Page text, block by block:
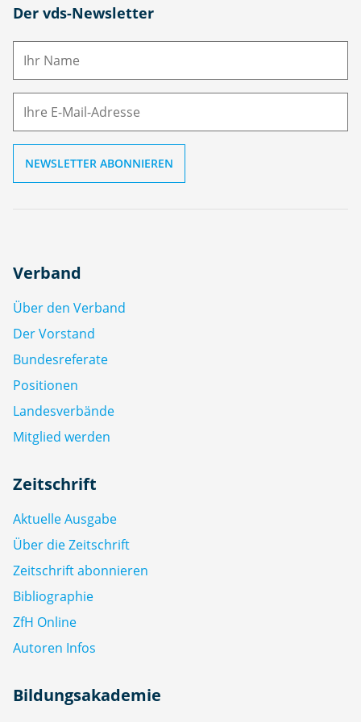
Der vds-Newsletter
N
M
Verband
Über den Verband
Der Vorstand
Bundesreferate
Positionen
Landesverbände
Mitglied werden
Zeitschrift
Aktuelle Ausgabe
Über die Zeitschrift
Zeitschrift abonnieren
Bibliographie
ZfH Online
Autoren Infos
Bildungsakademie